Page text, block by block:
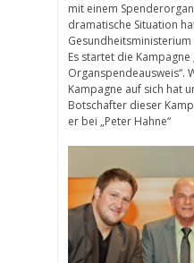
mit einem
dramatische Situation
Es startet die
Organspendeausweis“.
Kampagne auf sich hat
Botschafter dieser
er bei „Peter Hahne“